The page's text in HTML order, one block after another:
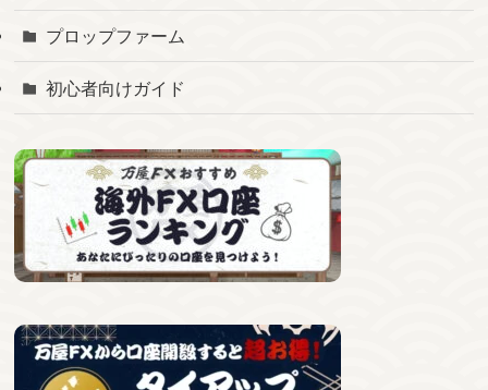
プロップファーム
初心者向けガイド